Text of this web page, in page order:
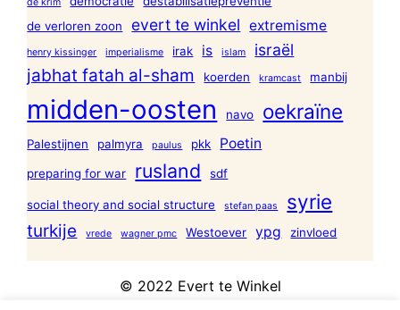
de verloren zoon
evert te winkel extremisme
henry kissinger imperialisme irak is islam israël
jabhat fatah al-sham koerden kramcast manbij
midden-oosten navo oekraïne
Palestijnen palmyra paulus pkk Poetin
preparing for war rusland sdf
social theory and social structure stefan paas syrie
turkije vrede wagner pmc Westoever ypg zinvloed
© 2022 Evert te Winkel